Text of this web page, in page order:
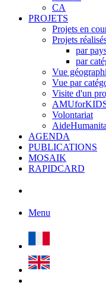
CA
PROJETS
Projets en
Projets
par
par
Vue
Vue par
Visite d'un
Volontariat
AGENDA
PUBLICATIONS
MOSAIK
RAPIDCARD
Menu